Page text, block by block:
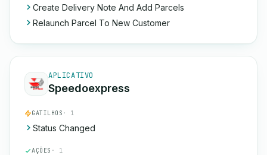
Create Delivery Note And Add Parcels
Relaunch Parcel To New Customer
APLICATIVO
Speedoexpress
GATILHOS · 1
Status Changed
AÇÕES · 1